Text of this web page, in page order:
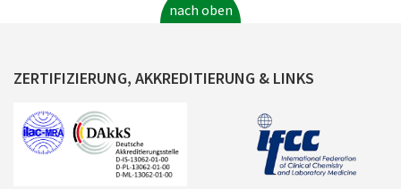
nach oben
ZERTIFIZIERUNG, AKKREDITIERUNG & LINKS